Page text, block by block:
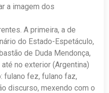
a imagem dos
A primeira, a de
do Estado-Espetáculo,
de Duda Mendonça,
no exterior (Argentina)
fulano fez, fulano faz,
discurso, mexendo com o